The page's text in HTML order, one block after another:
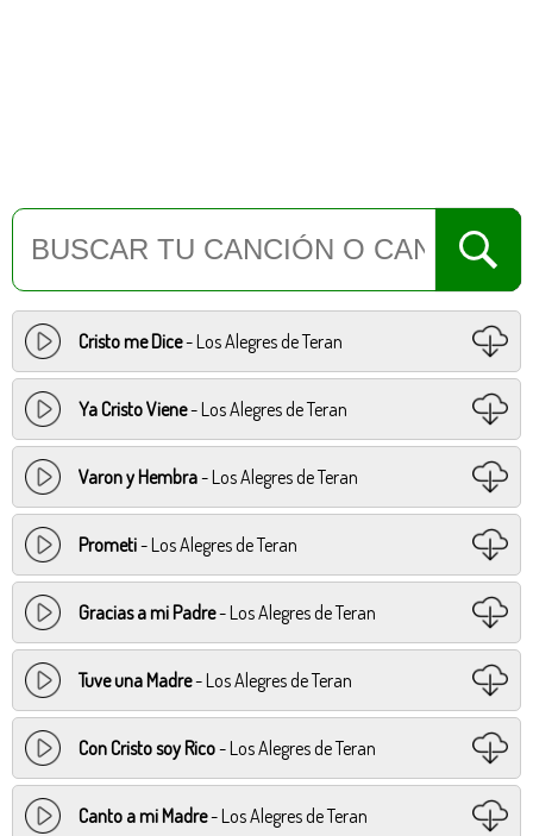
Cristo me Dice- Los Alegres de Teran
Ya Cristo Viene- Los Alegres de Teran
Varon y Hembra- Los Alegres de Teran
Prometi- Los Alegres de Teran
Gracias a mi Padre- Los Alegres de Teran
Tuve una Madre- Los Alegres de Teran
Con Cristo soy Rico- Los Alegres de Teran
Canto a mi Madre- Los Alegres de Teran